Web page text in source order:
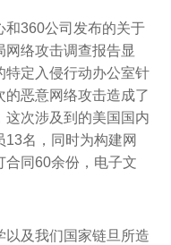
和360公司发布的关于
络攻击调查报告显
特定入侵行动办公室针
恶意网络攻击造成了
这次涉及到的美国国内
名，同时为构建网
合同60余份，电子文
以及我们国家链旦所造